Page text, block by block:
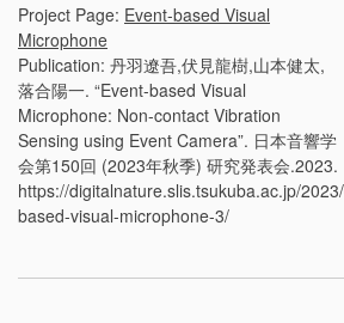
Project Page: Event-based Visual
Microphone
Publication: 丹羽遼吾,伏見龍樹,山本健太,
落合陽一. “Event-based Visual
Microphone: Non-contact Vibration
Sensing using Event Camera”. 日本音響学
会第150回 (2023年秋季) 研究発表会.2023.
https://digitalnature.slis.tsukuba.ac.jp/
based-visual-microphone-3/